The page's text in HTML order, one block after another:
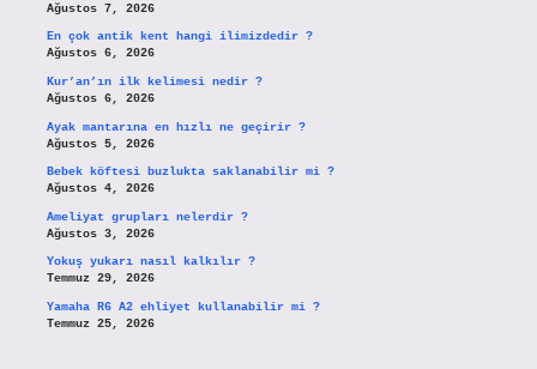
Ağustos 7, 2026
En çok antik kent hangi ilimizdedir ?
Ağustos 6, 2026
Kur’an’ın ilk kelimesi nedir ?
Ağustos 6, 2026
Ayak mantarına en hızlı ne geçirir ?
Ağustos 5, 2026
Bebek köftesi buzlukta saklanabilir mi ?
Ağustos 4, 2026
Ameliyat grupları nelerdir ?
Ağustos 3, 2026
Yokuş yukarı nasıl kalkılır ?
Temmuz 29, 2026
Yamaha R6 A2 ehliyet kullanabilir mi ?
Temmuz 25, 2026